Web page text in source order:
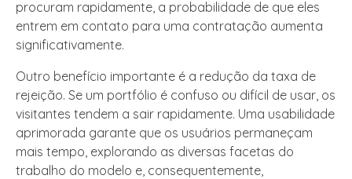
procuram rapidamente, a probabilidade de que eles
entrem em contato para uma contratação aumenta
significativamente.
Outro benefício importante é a redução da taxa de
rejeição. Se um portfólio é confuso ou difícil de usar, os
visitantes tendem a sair rapidamente. Uma usabilidade
aprimorada garante que os usuários permaneçam
mais tempo, explorando as diversas facetas do
trabalho do modelo e, consequentemente,